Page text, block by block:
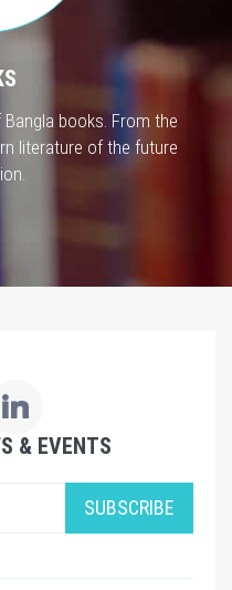
books. From the
literature of the future
& EVENTS
SUBSCRIBE